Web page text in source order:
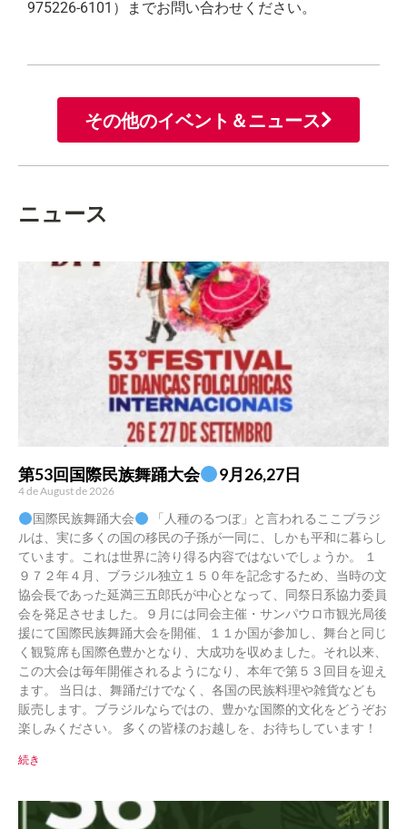
975226-6101）までお問い合わせください。
その他のイベント＆ニュース
ニュース
第53回国際民族舞踊大会 9月26,27日
4 de August de 2026
国際民族舞踊大会
「人種のるつぼ」と言われるここブラジ
ルは、実に多くの国の移民の子孫が一同に、しかも平和に暮らし
ています。これは世界に誇り得る内容ではないでしょうか。 １
９７２年４月、ブラジル独立１５０年を記念するため、当時の文
協会長であった延満三五郎氏が中心となって、同祭日系協力委員
会を発足させました。９月には同会主催・サンパウロ市観光局後
援にて国際民族舞踊大会を開催、１１か国が参加し、舞台と同じ
く観覧席も国際色豊かとなり、大成功を収めました。それ以来、
この大会は毎年開催されるようになり、本年で第５３回目を迎え
ます。 当日は、舞踊だけでなく、各国の民族料理や雑貨なども
販売します。ブラジルならではの、豊かな国際的文化をどうぞお
楽しみください。 多くの皆様のお越しを、お待ちしています！
続き